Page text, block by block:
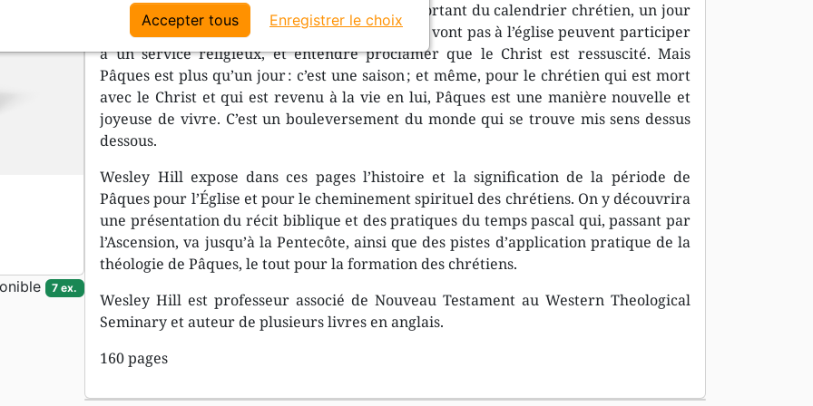
Le dimanche de Pâques est le jour le plus important du calendrier chrétien, un jour
où même des personnes qui habituellement ne vont pas à l’église peuvent participer
à un service religieux, et entendre proclamer que le Christ est ressuscité. Mais
Pâques est plus qu’un jour : c’est une saison ; et même, pour le chrétien qui est mort
avec le Christ et qui est revenu à la vie en lui, Pâques est une manière nouvelle et
joyeuse de vivre. C’est un bouleversement du monde qui se trouve mis sens dessus
dessous.
Wesley Hill expose dans ces pages l’histoire et la signification de la période de
Pâques pour l’Église et pour le cheminement spirituel des chrétiens. On y découvrira
une présentation du récit biblique et des pratiques du temps pascal qui, passant par
l’Ascension, va jusqu’à la Pentecôte, ainsi que des pistes d’application pratique de la
théologie de Pâques, le tout pour la formation des chrétiens.
Wesley Hill est professeur associé de Nouveau Testament au Western Theological
Seminary et auteur de plusieurs livres en anglais.
160 pages
7 ex.
Accepter tous Enregistrer le choix